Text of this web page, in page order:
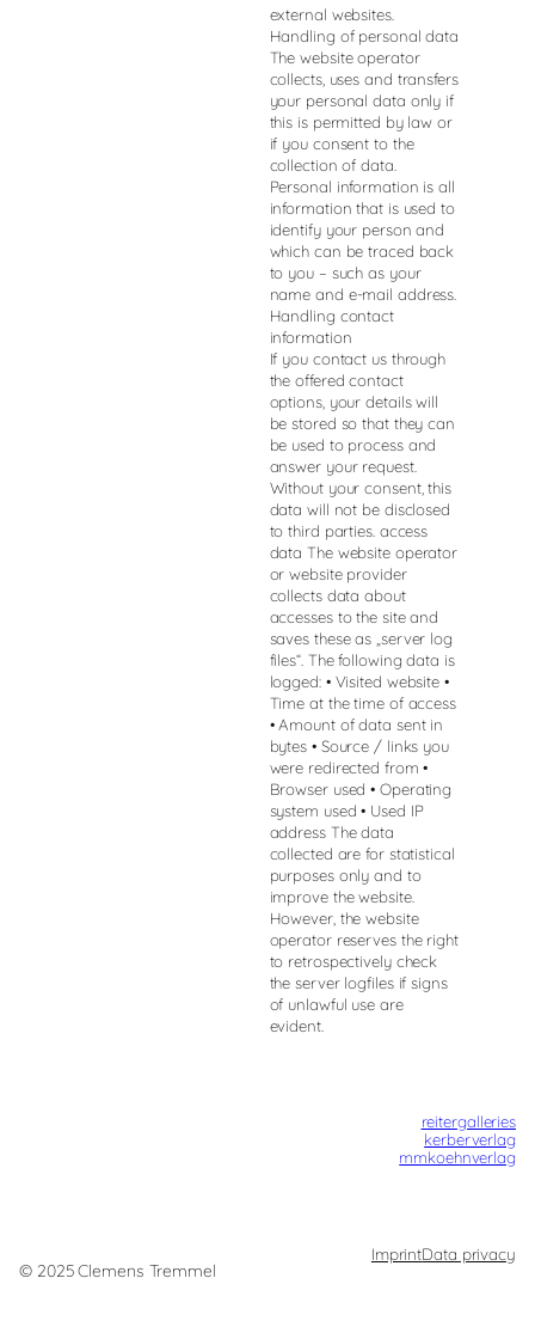
external websites.
Handling of personal data
The website operator
collects, uses and transfers
your personal data only if
this is permitted by law or
if you consent to the
collection of data.
Personal information is all
information that is used to
identify your person and
which can be traced back
to you – such as your
name and e-mail address.
Handling contact
information
If you contact us through
the offered contact
options, your details will
be stored so that they can
be used to process and
answer your request.
Without your consent, this
data will not be disclosed
to third parties. access
data The website operator
or website provider
collects data about
accesses to the site and
saves these as „server log
files“. The following data is
logged: • Visited website •
Time at the time of access
• Amount of data sent in
bytes • Source / links you
were redirected from •
Browser used • Operating
system used • Used IP
address The data
collected are for statistical
purposes only and to
improve the website.
However, the website
operator reserves the right
to retrospectively check
the server logfiles if signs
of unlawful use are
evident.
reitergalleries
kerberverlag
mmkoehnverlag
© 2025 Clemens Tremmel
ImprintData privacy